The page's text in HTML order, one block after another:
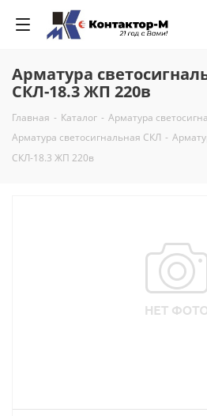
Арматура
СКЛ-18.3 ЖП 220в
Главная - Каталог - Арматура
Арматура светосигнальная СКЛ -
СКЛ-18.3 ЖП 220в